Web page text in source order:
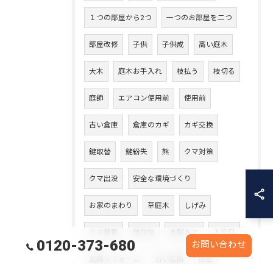
１つの部屋から2つ 一つのお部屋を二つ
部屋改修 子供 子供成 高い庭木
大木 庭木お手入れ 枝払う 枝切る
庭師 エアコン使用前 使用前
古い倉庫 倉庫のカギ カギ交換
鍵取替 鍵紛失 熊 クマ対策
クマ出没 安全な環境づくり
お家のまわり 草庭木 しげみ
木製ドア 入り口
防犯
0120-373-680 お問い合わせ